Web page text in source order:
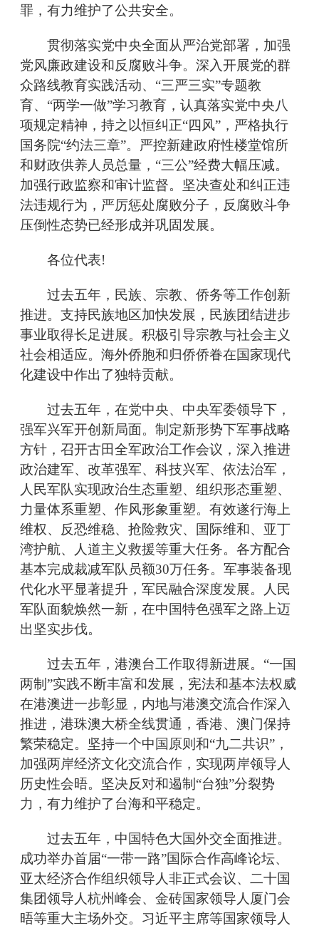
罪，有力维护了公共安全。
贯彻落实党中央全面从严治党部署，加强
党风廉政建设和反腐败斗争。深入开展党的群
众路线教育实践活动、“三严三实”专题教
育、“两学一做”学习教育，认真落实党中央八
项规定精神，持之以恒纠正“四风”，严格执行
国务院“约法三章”。严控新建政府性楼堂馆所
和财政供养人员总量，“三公”经费大幅压减。
加强行政监察和审计监督。坚决查处和纠正违
法违规行为，严厉惩处腐败分子，反腐败斗争
压倒性态势已经形成并巩固发展。
各位代表!
过去五年，民族、宗教、侨务等工作创新
推进。支持民族地区加快发展，民族团结进步
事业取得长足进展。积极引导宗教与社会主义
社会相适应。海外侨胞和归侨侨眷在国家现代
化建设中作出了独特贡献。
过去五年，在党中央、中央军委领导下，
强军兴军开创新局面。制定新形势下军事战略
方针，召开古田全军政治工作会议，深入推进
政治建军、改革强军、科技兴军、依法治军，
人民军队实现政治生态重塑、组织形态重塑、
力量体系重塑、作风形象重塑。有效遂行海上
维权、反恐维稳、抢险救灾、国际维和、亚丁
湾护航、人道主义救援等重大任务。各方配合
基本完成裁减军队员额30万任务。军事装备现
代化水平显著提升，军民融合深度发展。人民
军队面貌焕然一新，在中国特色强军之路上迈
出坚实步伐。
过去五年，港澳台工作取得新进展。“一国
两制”实践不断丰富和发展，宪法和基本法权威
在港澳进一步彰显，内地与港澳交流合作深入
推进，港珠澳大桥全线贯通，香港、澳门保持
繁荣稳定。坚持一个中国原则和“九二共识”，
加强两岸经济文化交流合作，实现两岸领导人
历史性会晤。坚决反对和遏制“台独”分裂势
力，有力维护了台海和平稳定。
过去五年，中国特色大国外交全面推进。
成功举办首届“一带一路”国际合作高峰论坛、
亚太经济合作组织领导人非正式会议、二十国
集团领导人杭州峰会、金砖国家领导人厦门会
晤等重大主场外交。习近平主席等国家领导人